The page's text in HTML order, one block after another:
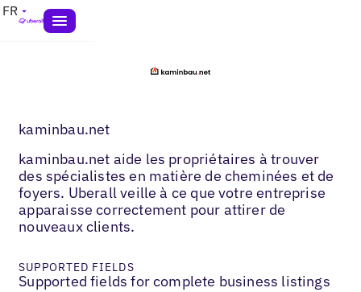
FR
kaminbau.net
kaminbau.net aide les propriétaires à trouver
des spécialistes en matière de cheminées et de
foyers. Uberall veille à ce que votre entreprise
apparaisse correctement pour attirer de
nouveaux clients.
SUPPORTED FIELDS
Supported fields for complete business listings